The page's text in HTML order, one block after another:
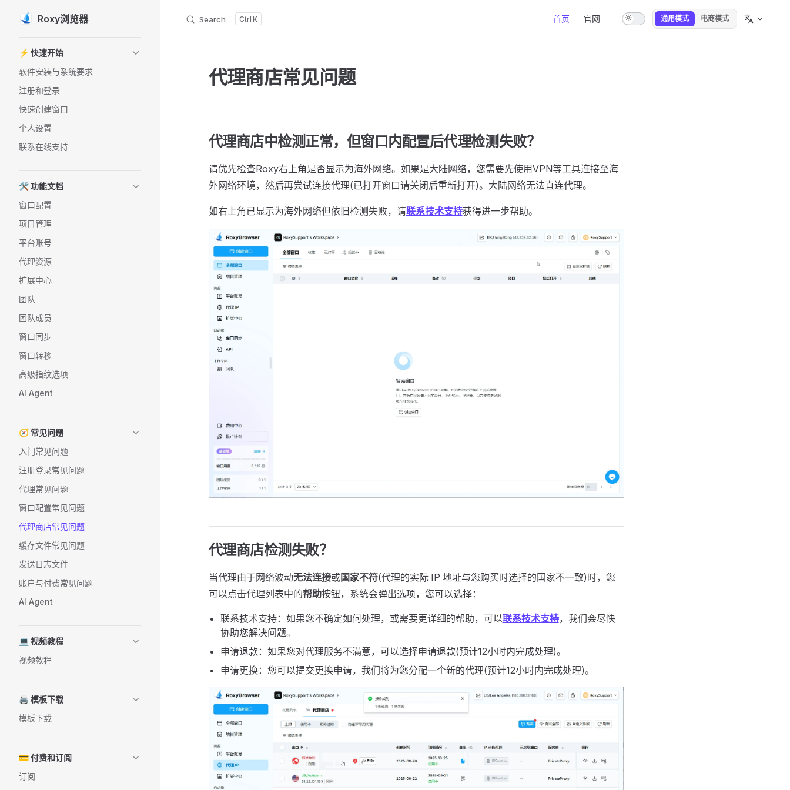
Skip to content
Roxy浏览器 Search K 首页 官网 通用模式 电商模式
⚡️ 快速开始
软件安装与系统要求
注册和登录
快速创建窗口
个人设置
联系在线支持
🛠️ 功能文档
窗口配置
项目管理
平台账号
代理资源
扩展中心
团队
团队成员
窗口同步
窗口转移
高级指纹选项
AI Agent
🧭 常见问题
入门常见问题
注册登录常见问题
代理常见问题
窗口配置常见问题
代理商店常见问题
缓存文件常见问题
发送日志文件
账户与付费常见问题
AI Agent
💻 视频教程
视频教程
🖨️ 模板下载
模板下载
💳 付费和订阅
订阅
代理商店常见问题
代理商店中检测正常，但窗口内配置后代理检测失败？
请优先检查Roxy右上角是否显示为海外网络。如果是大陆网络，您需要先使用VPN等工具连接至海
外网络环境，然后再尝试连接代理(已打开窗口请关闭后重新打开)。大陆网络无法直连代理。
如右上角已显示为海外网络但依旧检测失败，请联系技术支持获得进一步帮助。
代理商店检测失败？
当代理由于网络波动无法连接或国家不符(代理的实际 IP 地址与您购买时选择的国家不一致)时，您
可以点击代理列表中的帮助按钮，系统会弹出选项，您可以选择：
联系技术支持：如果您不确定如何处理，或需要更详细的帮助，可以联系技术支持，我们会尽快
协助您解决问题。
申请退款：如果您对代理服务不满意，可以选择申请退款(预计12小时内完成处理)。
申请更换：您可以提交更换申请，我们将为您分配一个新的代理(预计12小时内完成处理)。